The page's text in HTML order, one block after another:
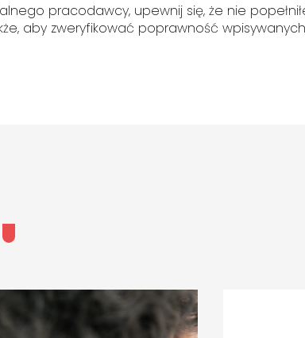
pracodawcy, upewnij się, że nie
aby zweryfikować poprawność